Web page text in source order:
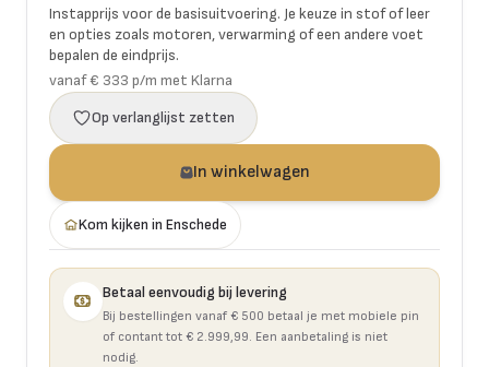
Instapprijs voor de basisuitvoering. Je keuze in stof of leer
en opties zoals motoren, verwarming of een andere voet
bepalen de eindprijs.
vanaf € 333 p/m met Klarna
Op verlanglijst zetten
In winkelwagen
Kom kijken in Enschede
Betaal eenvoudig bij levering
Bij bestellingen vanaf € 500 betaal je met mobiele pin
of contant tot € 2.999,99. Een aanbetaling is niet
nodig.